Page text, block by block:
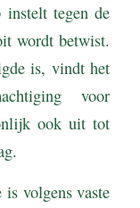
instelt tegen de
wordt betwist.
is, vindt het
voor
ook uit tot
is volgens vaste